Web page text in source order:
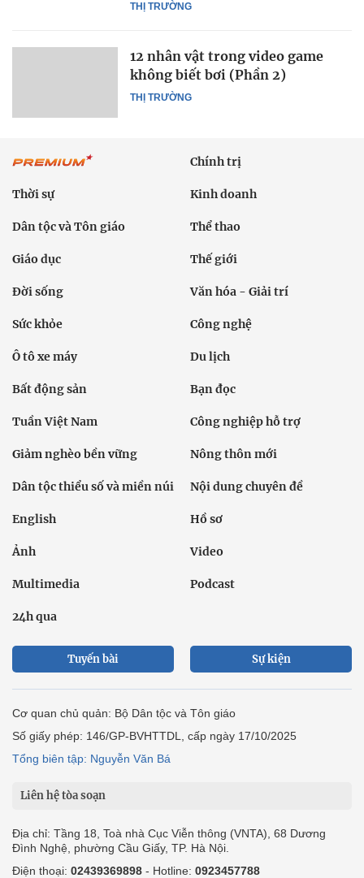
THỊ TRƯỜNG
THỊ TRƯỜNG
12 nhân vật trong video game
không biết bơi (Phần 2)
Chính trị
Thời sự Kinh doanh
Dân tộc và Tôn giáo Thể thao
Giáo dục Thế giới
Đời sống Văn hóa - Giải trí
Sức khỏe Công nghệ
Ô tô xe máy Du lịch
Bất động sản Bạn đọc
Tuần Việt Nam Công nghiệp hỗ trợ
Giảm nghèo bền vững Nông thôn mới
Dân tộc thiểu số và miền núi Nội dung chuyên đề
English Hồ sơ
Ảnh Video
Multimedia Podcast
24h qua
Tuyến bài Sự kiện
Cơ quan chủ quản: Bộ Dân tộc và Tôn giáo
Số giấy phép: 146/GP-BVHTTDL, cấp ngày 17/10/2025
Tổng biên tập: Nguyễn Văn Bá
Liên hệ tòa soạn
Địa chỉ: Tầng 18, Toà nhà Cục Viễn thông (VNTA), 68 Dương
Đình Nghệ, phường Cầu Giấy, TP. Hà Nội.
Điện thoại: 02439369898 - Hotline: 0923457788